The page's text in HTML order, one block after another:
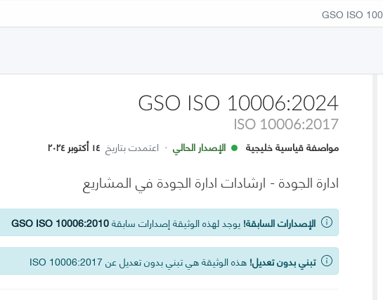
GSO ISO
GSO ISO 10006:2024
ISO 10006:2017
مواصفة قياسية خليجية الإصدار الحالي · اعتمدت بتاريخ ١٤ أكتوبر ٢٠٢٤
ادارة الجودة - ارشادات ادارة الجودة في المشاريع
الإصدارات السابقة! يوجد لهذه الوثيقة إصدارات سابقةGSO ISO 10006:2010
تبني بدون تعديل! هذه الوثيقة هي تبني بدون تعديل عن ISO 10006:2017